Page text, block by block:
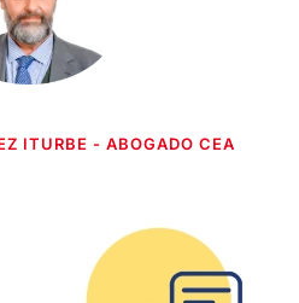
ITURBE - ABOGADO CEA